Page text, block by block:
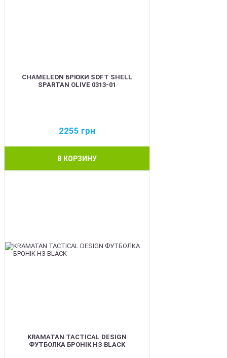
CHAMELEON БРЮКИ SOFT SHELL
SPARTAN OLIVE 0313-01
2255 грн
В КОРЗИНУ
KRAMATAN TACTICAL DESIGN
ФУТБОЛКА БРОНІК НЗ BLACK